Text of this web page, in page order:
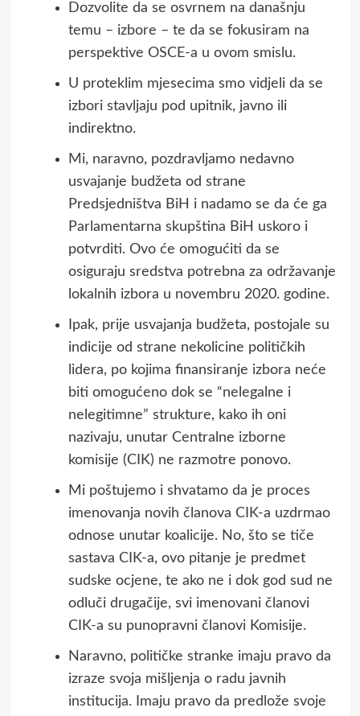
Dozvolite da se osvrnem na današnju
temu – izbore – te da se fokusiram na
perspektive OSCE-a u ovom smislu.
U proteklim mjesecima smo vidjeli da se
izbori stavljaju pod upitnik, javno ili
indirektno.
Mi, naravno, pozdravljamo nedavno
usvajanje budžeta od strane
Predsjedništva BiH i nadamo se da će ga
Parlamentarna skupština BiH uskoro i
potvrditi. Ovo će omogućiti da se
osiguraju sredstva potrebna za održavanje
lokalnih izbora u novembru 2020. godine.
Ipak, prije usvajanja budžeta, postojale su
indicije od strane nekolicine političkih
lidera, po kojima finansiranje izbora neće
biti omogućeno dok se “nelegalne i
nelegitimne” strukture, kako ih oni
nazivaju, unutar Centralne izborne
komisije (CIK) ne razmotre ponovo.
Mi poštujemo i shvatamo da je proces
imenovanja novih članova CIK-a uzdrmao
odnose unutar koalicije. No, što se tiče
sastava CIK-a, ovo pitanje je predmet
sudske ocjene, te ako ne i dok god sud ne
odluči drugačije, svi imenovani članovi
CIK-a su punopravni članovi Komisije.
Naravno, političke stranke imaju pravo da
izraze svoja mišljenja o radu javnih
institucija. Imaju pravo da predlože svoje